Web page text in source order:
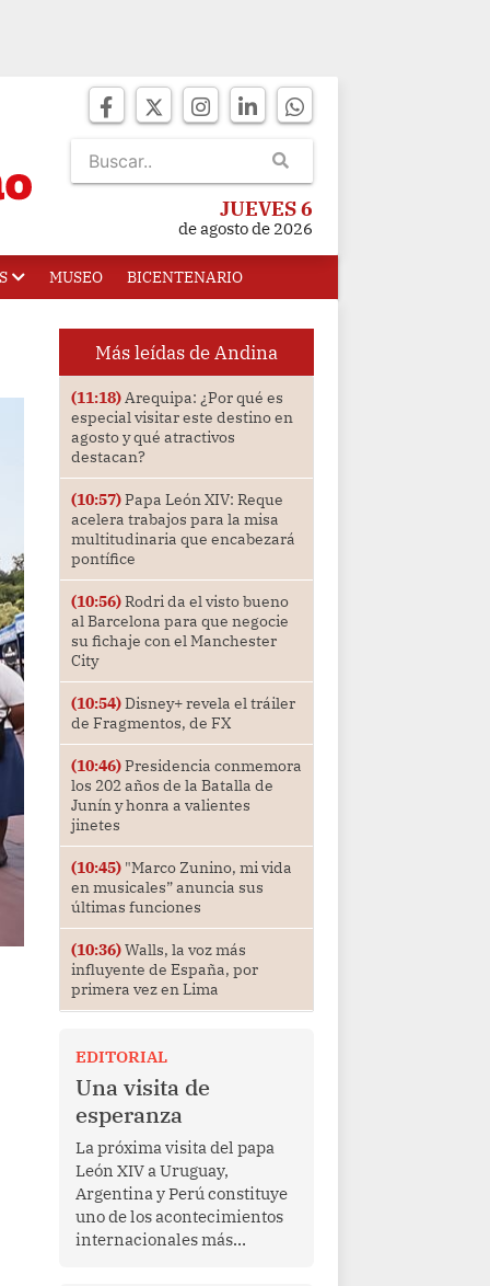
JUEVES 6
de agosto de 2026
MUSEO BICENTENARIO
Más leídas de Andina
(11:18)Arequipa: ¿Por qué es
especial visitar este destino en
agosto y qué atractivos
destacan?
(10:57)Papa León XIV: Reque
acelera trabajos para la misa
multitudinaria que encabezará
pontífice
(10:56)Rodri da el visto bueno
al Barcelona para que negocie
su fichaje con el Manchester
City
(10:54)Disney+ revela el tráiler
de Fragmentos, de FX
(10:46)Presidencia conmemora
los 202 años de la Batalla de
Junín y honra a valientes
jinetes
(10:45)"Marco Zunino, mi vida
en musicales” anuncia sus
últimas funciones
(10:36)Walls, la voz más
influyente de España, por
primera vez en Lima
EDITORIAL
Una visita de
esperanza
La próxima visita del papa
León XIV a Uruguay,
Argentina y Perú constituye
uno de los acontecimientos
internacionales más